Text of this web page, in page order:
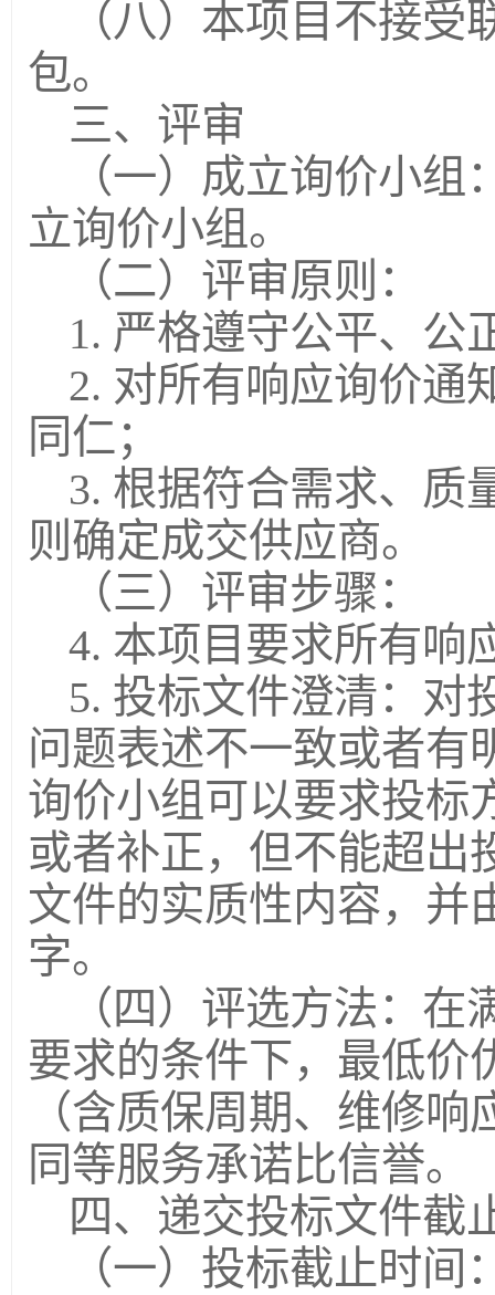
（八）本项目不接
包。
三、评审
（一）成立询价小
立询价小组。
（二）评审原则：
1. 严格遵守公平、公
2. 对所有响应询价通
同仁；
3. 根据符合需求、质
则确定成交供应商。
（三）评审步骤：
4. 本项目要求所有响
5. 投标文件澄清：对
问题表述不一致或者有
询价小组可以要求投标
或者补正，但不能超出
文件的实质性内容，并
字。
（四）评选方法：
要求的条件下，最低价
（含质保周期、维修
同等服务承诺比信誉。
四、递交投标文件截
（一）投标截止时间